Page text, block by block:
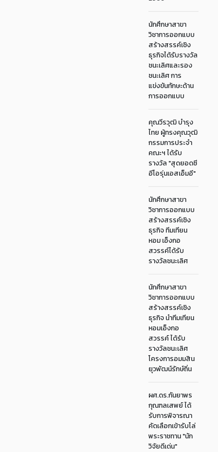
นักศึกษาสาขา
วิชาการออกแบบ
สร้างสรรค์เชิง
ธุรกิจได้รับรางวัล
ชนะเลิศและรอง
ชนะเลิศ การ
แข่งขันทักษะด้าน
การออกแบบ
คุณวีรวุฒิ บำรุง
ไทย ผู้ทรงคุณวุฒิ
กรรมการประจำ
คณะฯ ได้รับ
รางวัล "สุดยอดซี
อีโอรุ่นเอสเอ็มอี"
นักศึกษาสาขา
วิชาการออกแบบ
สร้างสรรค์เชิง
ธุรกิจ ทีมเทียน
หอม เอ็งกอ
สวรรค์ได้รับ
รางวัลชนะเลิศ
นักศึกษาสาขา
วิชาการออกแบบ
สร้างสรรค์เชิง
ธุรกิจ นำทีมเทียน
หอมเอ็งกอ
สวรรค์ ได้รับ
รางวัลชนะเลิศ
โครงการอมมสิน
ยุวพัฒน์รักษ์ถิ่น
ผศ.ดร.กันยาพร
กุณฑลเสพย์ ได้
รับการพิจารณา
คัดเลือกเข้ารับโล่
พระราชทาน "นัก
วิจัยดีเด่น"